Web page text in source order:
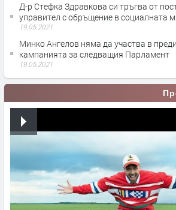
Д-р Стефка Здравкова си тръгва от
управител с обръщение в социалната
19.05.2021
Минко Ангелов няма да участва в
кампанията за следващия Парламент
19.05.2021